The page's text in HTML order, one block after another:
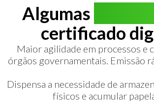
Algumas
certificado
Maior agilidade em processos e
órgãos governamentais. Emissão
Dispensa a necessidade de
físicos e acumular